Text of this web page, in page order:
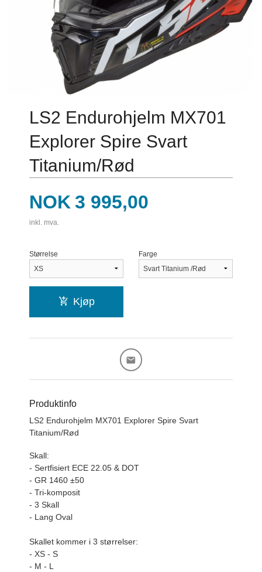
LS2 Endurohjelm MX701
Explorer Spire Svart
Titanium/Rød
Pris
NOK 3 995,00
inkl. mva.
Størrelse Farge
Kjøp
Produktinfo
LS2 Endurohjelm MX701 Explorer Spire Svart
Titanium/Rød
Skall:
- Sertfisiert ECE 22.05 & DOT
- GR 1460 ±50
- Tri-komposit
- 3 Skall
- Lang Oval
Skallet kommer i 3 størrelser:
- XS - S
- M - L